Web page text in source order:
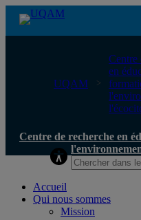
Centre de recherche en
l'environnement et à
UQAM
Centre
en
Centre de recherche en
Accueil
Qui nous sommes
Mission